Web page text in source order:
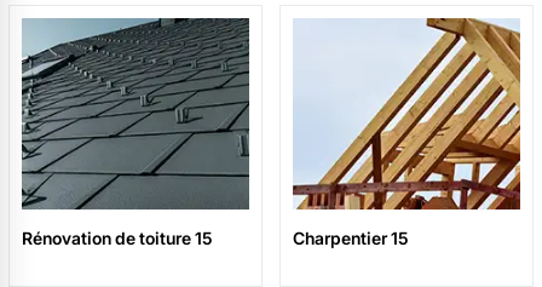
Rénovation de toiture 15 Charpentier 15